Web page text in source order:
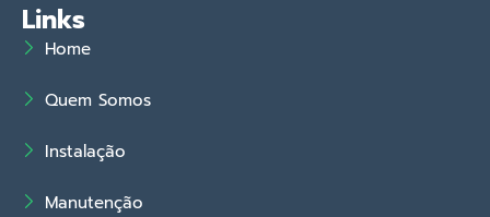
Links
Home
Quem Somos
Instalação
Manutenção